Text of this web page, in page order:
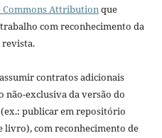
Commons Attributionque
com reconhecimento da
revista.
contratos adicionais
não-exclusiva da versão do
publicar em repositório
com reconhecimento de